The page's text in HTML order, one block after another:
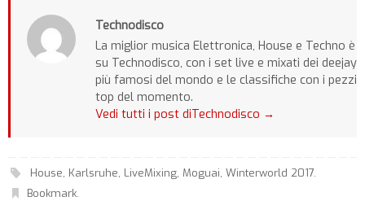
Technodisco
La miglior musica Elettronica, House e Techno è
su Technodisco, con i set live e mixati dei deejay
più famosi del mondo e le classifiche con i pezzi
top del momento.
Vedi tutti i post diTechnodisco →
House, Karlsruhe, LiveMixing, Moguai, Winterworld 2017.
Bookmark.